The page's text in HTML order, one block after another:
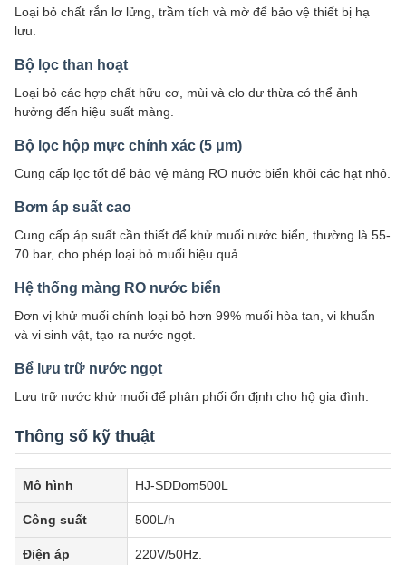
Loại bỏ chất rắn lơ lửng, trầm tích và mờ để bảo vệ thiết bị hạ
lưu.
Bộ lọc than hoạt
Loại bỏ các hợp chất hữu cơ, mùi và clo dư thừa có thể ảnh
hưởng đến hiệu suất màng.
Bộ lọc hộp mực chính xác (5 μm)
Cung cấp lọc tốt để bảo vệ màng RO nước biển khỏi các hạt nhỏ.
Bơm áp suất cao
Cung cấp áp suất cần thiết để khử muối nước biển, thường là 55-
70 bar, cho phép loại bỏ muối hiệu quả.
Hệ thống màng RO nước biển
Đơn vị khử muối chính loại bỏ hơn 99% muối hòa tan, vi khuẩn
và vi sinh vật, tạo ra nước ngọt.
Bể lưu trữ nước ngọt
Lưu trữ nước khử muối để phân phối ổn định cho hộ gia đình.
Thông số kỹ thuật
Mô hình HJ-SDDom500L
Công suất 500L/h
Điện áp 220V/50Hz.